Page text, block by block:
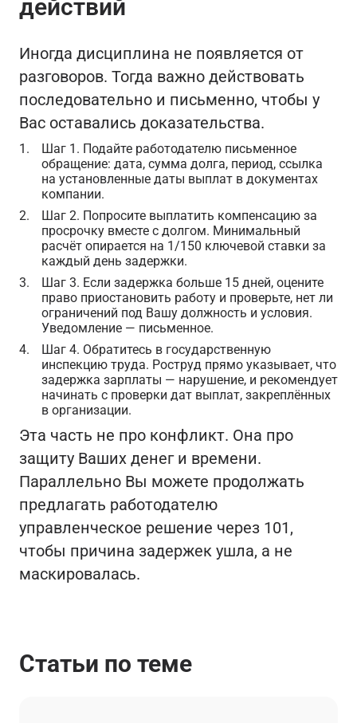
действий
Иногда дисциплина не появляется от
разговоров. Тогда важно действовать
последовательно и письменно, чтобы у
Вас оставались доказательства.
Шаг 1. Подайте работодателю письменное
обращение: дата, сумма долга, период, ссылка
на установленные даты выплат в документах
компании.
Шаг 2. Попросите выплатить компенсацию за
просрочку вместе с долгом. Минимальный
расчёт опирается на 1/150 ключевой ставки за
каждый день задержки.
Шаг 3. Если задержка больше 15 дней, оцените
право приостановить работу и проверьте, нет ли
ограничений под Вашу должность и условия.
Уведомление — письменное.
Шаг 4. Обратитесь в государственную
инспекцию труда. Роструд прямо указывает, что
задержка зарплаты — нарушение, и рекомендует
начинать с проверки дат выплат, закреплённых
в организации.
Эта часть не про конфликт. Она про
защиту Ваших денег и времени.
Параллельно Вы можете продолжать
предлагать работодателю
управленческое решение через 101,
чтобы причина задержек ушла, а не
маскировалась.
Статьи по теме